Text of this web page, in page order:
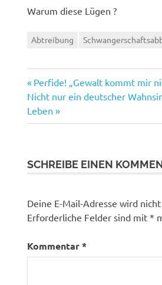
Warum diese Lügen ?
Abtreibung
Vorheriger
Beitrag:
Perfide! „Gewalt kommt mir
Nächster
Beitrag:
Nicht nur ein deutscher
Leben
SCHREIBE EINEN
Deine E-Mail-Adresse wird
Erforderliche Felder sind mit*
Kommentar*